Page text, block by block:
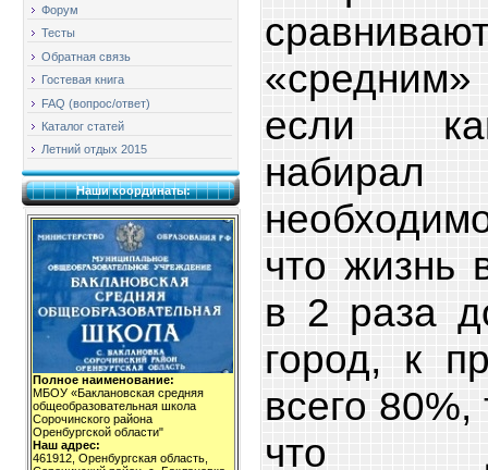
Форум
Тесты
Обратная связь
Гостевая книга
FAQ (вопрос/ответ)
Каталог статей
Летний отдых 2015
Наши координаты:
Полное наименование:
МБОУ «Баклановская средняя
общеобразовательная школа
Сорочинского района
Оренбургской области"
Наш адрес:
461912, Оренбургская область,
«средним»
если
что жизнь
в 2 раза
город, к
всего 80%,
что